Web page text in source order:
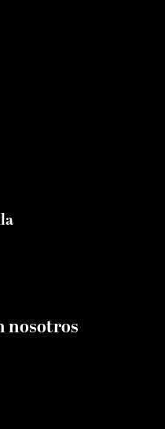
nosotros